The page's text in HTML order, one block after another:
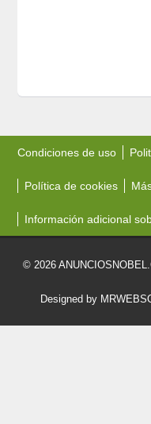
Condiciones de uso
Política de cookies
Información adicional
© 2026
Designed by